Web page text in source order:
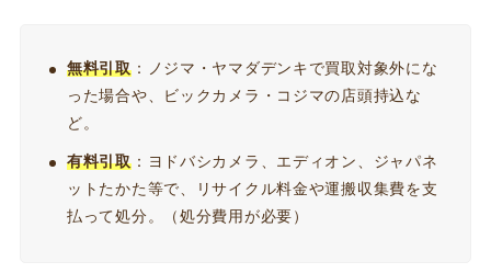
無料引取：ノジマ・ヤマダデンキで買取対象外にな
った場合や、ビックカメラ・コジマの店頭持込な
ど。
有料引取：ヨドバシカメラ、エディオン、ジャパネ
ットたかた等で、リサイクル料金や運搬収集費を支
払って処分。（処分費用が必要）